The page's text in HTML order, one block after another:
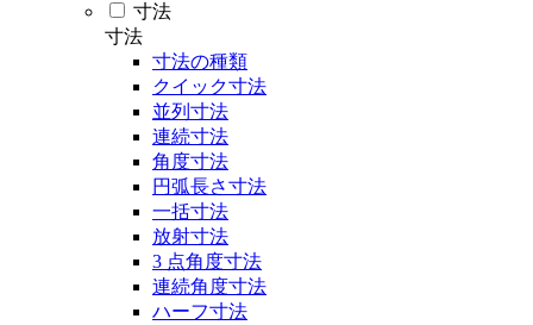
寸法
寸法
寸法の種類
クイック寸法
並列寸法
連続寸法
角度寸法
円弧長さ寸法
一括寸法
放射寸法
3 点角度寸法
連続角度寸法
ハーフ寸法